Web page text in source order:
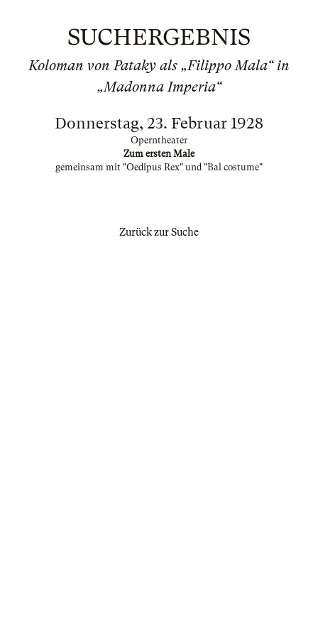
SUCHERGEBNIS
Koloman von Pataky als „Filippo Mala“ in
„Madonna Imperia“
Donnerstag, 23. Februar 1928
Operntheater
Zum ersten Male
gemeinsam mit "Oedipus Rex" und "Bal costume"
Zurück zur Suche